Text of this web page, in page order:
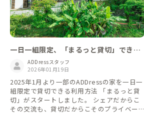
一日一組限定、「まるっと貸切」できる
家
ADDressスタッフ
2026年01月19日
2025年1月より一部のADDressの家を一日一
組限定で貸切できる利用方法 「まるっと貸
切」がスタートしました。 シェアだからこ
その交流も、貸切だからこそのプライベート